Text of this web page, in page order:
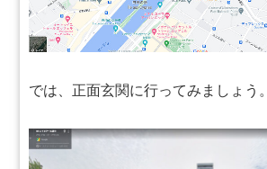
では、正面玄関に行ってみましょう。